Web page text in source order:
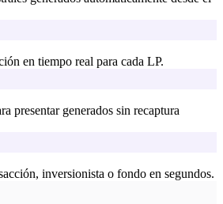
en tiempo real para cada LP.
presentar generados sin recaptura
inversionista o fondo en segundos.